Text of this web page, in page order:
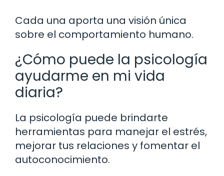
Cada una aporta una visión única
sobre el comportamiento humano.
¿Cómo puede la psicología
ayudarme en mi vida
diaria?
La psicología puede brindarte
herramientas para manejar el estrés,
mejorar tus relaciones y fomentar el
autoconocimiento.